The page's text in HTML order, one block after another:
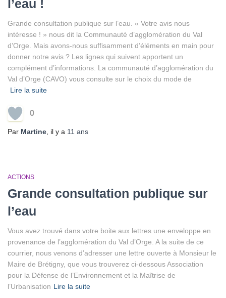
l’eau !
Grande consultation publique sur l’eau. « Votre avis nous
intéresse ! » nous dit la Communauté d’agglomération du Val
d’Orge. Mais avons-nous suffisamment d’éléments en main pour
donner notre avis ? Les lignes qui suivent apportent un
complément d’informations. La communauté d’agglomération du
Val d’Orge (CAVO) vous consulte sur le choix du mode de
Lire la suite
0
Par Martine , il y a 11 ans
ACTIONS
Grande consultation publique sur
l’eau
Vous avez trouvé dans votre boite aux lettres une enveloppe en
provenance de l’agglomération du Val d’Orge. A la suite de ce
courrier, nous venons d’adresser une lettre ouverte à Monsieur le
Maire de Brétigny, que vous trouverez ci-dessous Association
pour la Défense de l’Environnement et la Maîtrise de
l’Urbanisation Lire la suite